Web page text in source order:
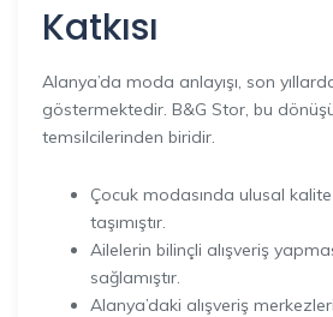
Katkısı
Alanya’da moda anlayışı, son
göstermektedir. B&G Stor, bu
temsilcilerinden biridir.
Çocuk modasında ulusal
taşımıştır.
Ailelerin bilinçli alışveriş
sağlamıştır.
Alanya’daki alışveriş